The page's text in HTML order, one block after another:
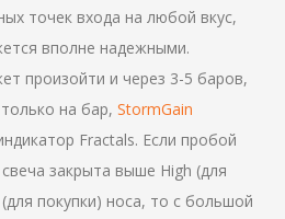
точек входа на любой вкус,
вполне надежными.
произойти и через 3-5 баров,
на бар,StormGain
Fractals. Если пробой
закрыта выше High (для
покупки) носа, то с большой